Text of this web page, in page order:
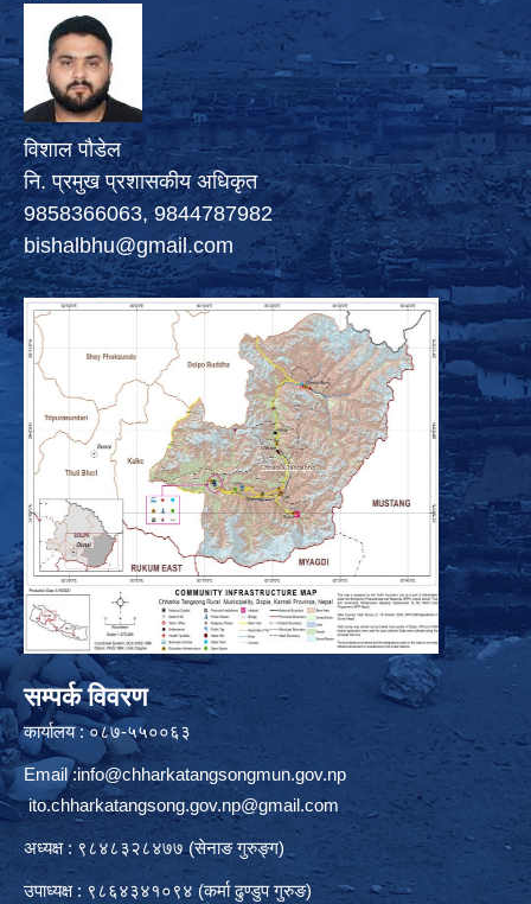
विशाल पौडेल
नि. प्रमुख प्रशासकीय अधिकृत
9858366063, 9844787982
bishalbhu@gmail.com
सम्पर्क विवरण
कार्यालय : ०८७-५५००६३
Email :info@chharkatangsongmun.gov.np
ito.chharkatangsong.gov.np@gmail.com
अध्यक्ष : ९८४८३२८४७७ (सेनाङ गुरुङ्ग)
उपाध्यक्ष : ९८६४३४१०९४ (कर्मा ढुण्डुप गुरुङ)